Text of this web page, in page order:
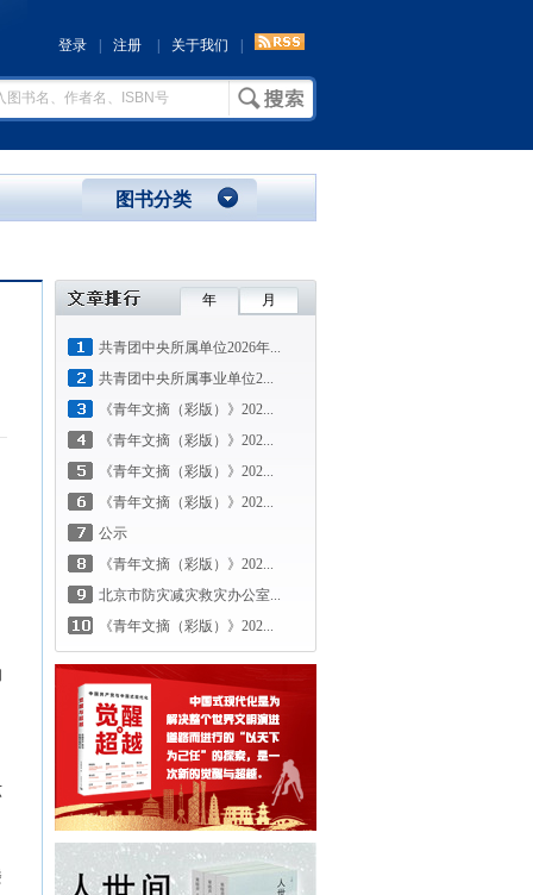
登录 注册 关于我们
图书分类
年 月
共青团中央所属单位2026年...
共青团中央所属事业单位2...
《青年文摘（彩版）》202...
《青年文摘（彩版）》202...
《青年文摘（彩版）》202...
《青年文摘（彩版）》202...
公示
《青年文摘（彩版）》202...
北京市防灾减灾救灾办公室...
《青年文摘（彩版）》202...